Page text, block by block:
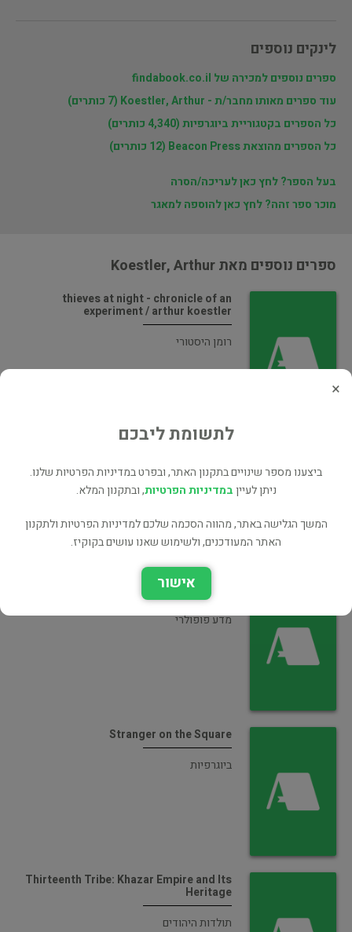
לינקים נוספים
ספרים נוספים למכירה של findabook.co.il
עוד ספרים מאותו מחבר/ת - Koestler, Arthur (7 כותרים)
כל הספרים בקטגוריית ביוגרפיות (4,340 כותרים)
כל הספרים מהוצאת Beacon Press (12 כותרים)
בעל הספר? לחץ כאן לעריכה/הסרה
מוכר ספר זהה? לחץ כאן להוספה למאגר
ספרים נוספים מאת Koestler, Arthur
thieves at night - chronicle of an
experiment / arthur koestler
רומן היסטורי
Insight and Outlook
פילוסופיה
The Case of the Midwife Toad
מדע פופולרי
Stranger on the Square
ביוגרפיות
Thirteenth Tribe: Khazar Empire and Its
Heritage
תולדות היהודים
×
לתשומת ליבכם
ביצענו מספר שינויים בתקנון האתר, ובפרט במדיניות הפרטיות שלנו.
ניתן לעייןבמדיניות הפרטיות, ובתקנון המלא.
המשך הגלישה באתר, מהווה הסכמה שלכם למדיניות הפרטיות ולתקנון
האתר המעודכנים, ולשימוש שאנו עושים בקוקיז.
אישור